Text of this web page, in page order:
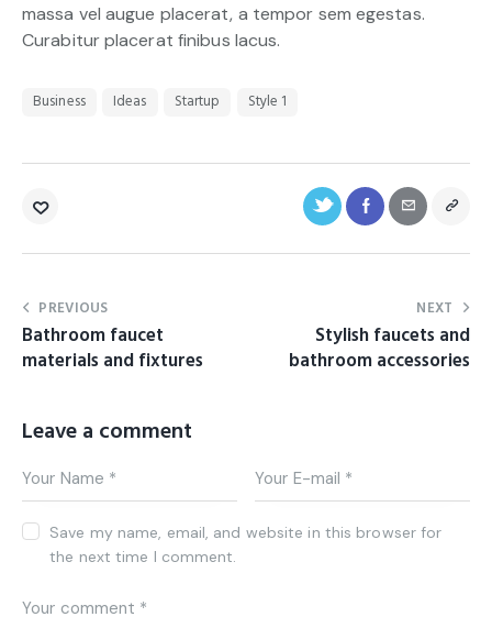
massa vel augue placerat, a tempor sem egestas.
Curabitur placerat finibus lacus.
Business Ideas Startup Style 1
PREVIOUS
Bathroom faucet
materials and fixtures
NEXT
Stylish faucets and
bathroom accessories
Leave a comment
Save my name, email, and website in this browser for
the next time I comment.